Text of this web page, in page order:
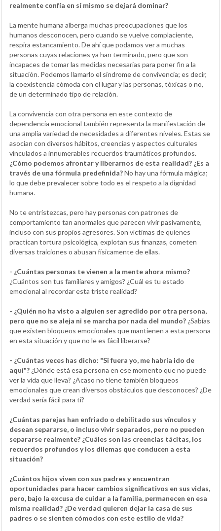
realmente confía en sí mismo se dejará dominar?
La mente humana alberga muchas preocupaciones que los
humanos desconocen, pero cuando se vuelve complaciente,
respira estancamiento. De ahí que podamos ver a muchas
personas cuyas relaciones ya han terminado, pero que son
incapaces de tomar las medidas necesarias para poner fin a la
situación. Podemos llamarlo el síndrome de convivencia; es decir,
la coexistencia cómoda con el lugar y las personas, tóxicas o no,
de un determinado tipo de relación.
La convivencia con otra persona en este contexto de
dependencia emocional también representa la manifestación de
una amplia variedad de necesidades a diferentes niveles. Estas se
asocian con diversos hábitos, creencias y aspectos culturales
vinculados a innumerables recuerdos traumáticos profundos.
¿Cómo podemos afrontar y liberarnos de esta realidad? ¿Es a
través de una fórmula predefinida?No hay una fórmula mágica;
lo que debe prevalecer sobre todo es el respeto a la dignidad
humana.
No te entristezcas, pero hay personas con patrones de
comportamiento tan anormales que parecen vivir pasivamente,
incluso con sus propios agresores. Son víctimas de quienes
practican tortura psicológica, explotan sus finanzas, cometen
diversas traiciones o abusan físicamente de ellas.
- ¿Cuántas personas te vienen a la mente ahora mismo?
¿Cuántos son tus familiares y amigos? ¿Cuál es tu estado
emocional al recordar esta triste realidad?
- ¿Quién no ha visto a alguien ser agredido por otra persona,
pero que no se aleja ni se marcha por nada del mundo? ¿Sabías
que existen bloqueos emocionales que mantienen a esta persona
en esta situación y que no le es fácil liberarse?
- ¿Cuántas veces has dicho: "Si fuera yo, me habría ido de
aquí"? ¿Dónde está esa persona en ese momento que no puede
ver la vida que lleva? ¿Acaso no tiene también bloqueos
emocionales que crean diversos obstáculos que desconoces? ¿De
verdad sería fácil para ti?
¿Cuántas parejas han enfriado o debilitado sus vínculos y
desean separarse, o incluso vivir separados, pero no pueden
separarse realmente? ¿Cuáles son las creencias tácitas, los
recuerdos profundos y los dilemas que conducen a esta
situación?
¿Cuántos hijos viven con sus padres y encuentran
oportunidades para hacer cambios significativos en sus vidas,
pero, bajo la excusa de cuidar a la familia, permanecen en esa
misma realidad? ¿De verdad quieren dejar la casa de sus
padres o se sienten cómodos con este estilo de vida?